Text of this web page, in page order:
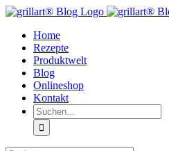
Zum
springen
Facebook
Instagram
YouTube
Home
Rezepte
Produktwelt
Blog
Onlineshop
Kontakt
Suche
nach: